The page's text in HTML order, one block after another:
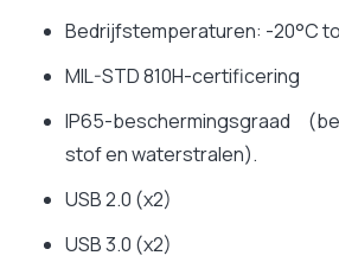
Bedrijfstemperaturen: -20°C
MIL-STD 810H-certificering
IP65-beschermingsgraad
stof en waterstralen).
USB 2.0 (x2)
USB 3.0 (x2)